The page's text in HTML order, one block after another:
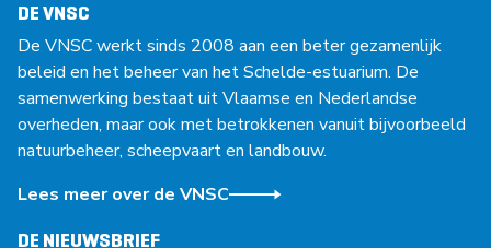
DE VNSC
De VNSC werkt sinds 2008 aan een beter gezamenlijk
beleid en het beheer van het Schelde-estuarium. De
samenwerking bestaat uit Vlaamse en Nederlandse
overheden, maar ook met betrokkenen vanuit bijvoorbeeld
natuurbeheer, scheepvaart en landbouw.
Lees meer over de VNSC
DE NIEUWSBRIEF